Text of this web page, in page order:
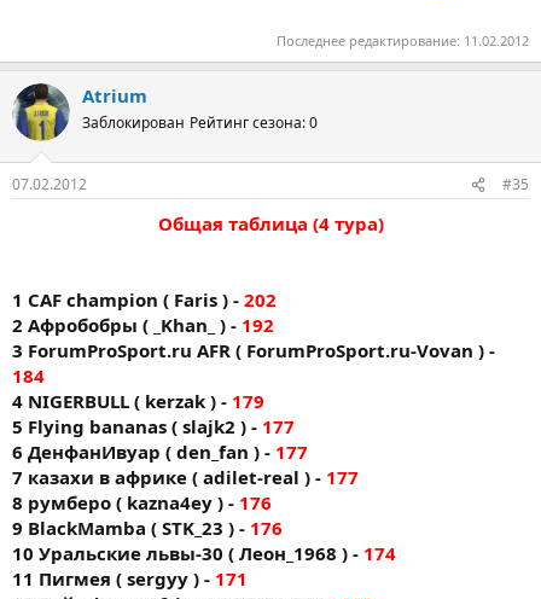
Последнее редактирование: 11.02.2012
Atrium
Заблокирован Рейтинг сезона: 0
07.02.2012 #35
Общая таблица (4 тура)
1 CAF champion ( Faris ) - 202
2 Афробобры ( _Khan_ ) - 192
3 ForumProSport.ru AFR ( ForumProSport.ru-Vovan ) -
184
4 NIGERBULL ( kerzak ) - 179
5 Flying bananas ( slajk2 ) - 177
6 ДенфанИвуар ( den_fan ) - 177
7 казахи в африке ( adilet-real ) - 177
8 румберо ( kazna4ey ) - 176
9 BlackMamba ( STK_23 ) - 176
10 Уральские львы-30 ( Леон_1968 ) - 174
11 Пигмея ( sergyy ) - 171